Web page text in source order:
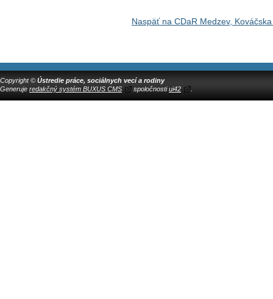
Naspäť na CDaR Medzev,
Copyright © Ústredie práce, sociálnych vecí a rodiny
Generuje redakčný systém BUXUS CMS spoločnostiui42